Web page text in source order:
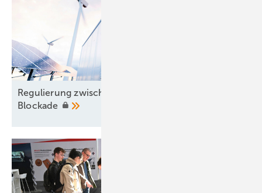
Regulierung zwischen Aufbruch und
Blockade